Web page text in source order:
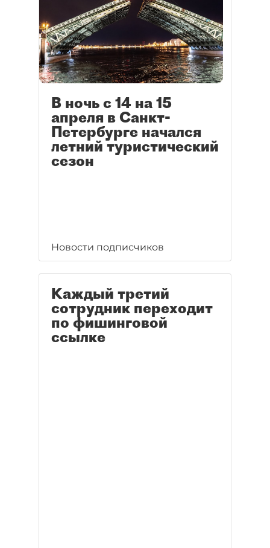
В ночь с 14 на 15
апреля в Санкт-
Петербурге начался
летний туристический
сезон
Новости подписчиков
Каждый третий
сотрудник переходит
по фишинговой
ссылке